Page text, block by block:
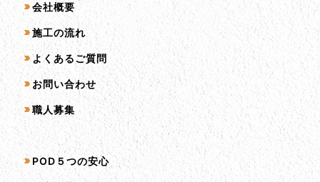
会社概要
施工の流れ
よくあるご質問
お問い合わせ
職人募集
サービス一覧
POD５つの安心